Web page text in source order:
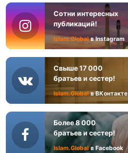
Сотни интересных
публикаций!
Islam.Global в Instagram
Свыше 17 000
братьев и сестер!
Islam.Global в ВКонтакте
Более 8 000
братьев и сестер!
Islam.Global в Facebook